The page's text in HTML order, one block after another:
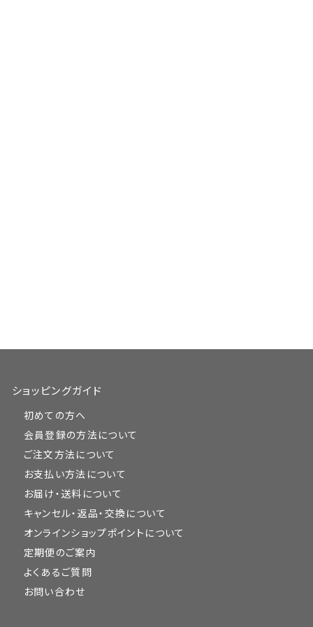
ショッピングガイド
初めての方へ
会員登録の方法について
ご注文方法について
お支払い方法について
お届け・送料について
キャンセル・返品・交換について
オンラインショップポイントについて
定期便のご案内
よくあるご質問
お問い合わせ